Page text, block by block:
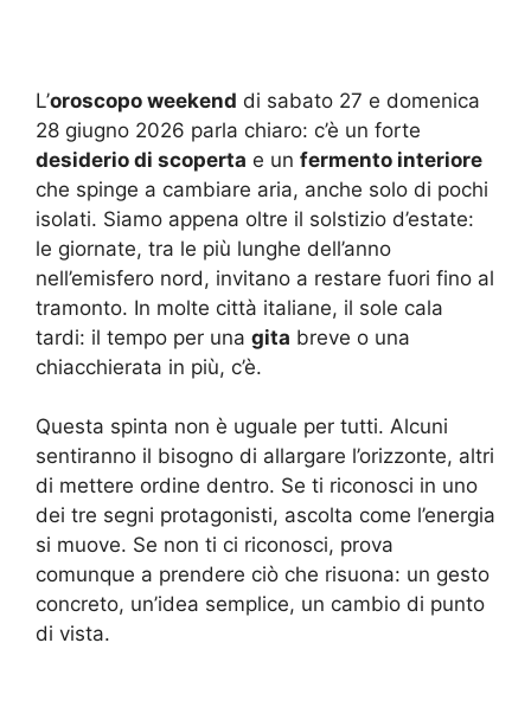
L’oroscopo weekend di sabato 27 e domenica
28 giugno 2026 parla chiaro: c’è un forte
desiderio di scoperta e un fermento interiore
che spinge a cambiare aria, anche solo di pochi
isolati. Siamo appena oltre il solstizio d’estate:
le giornate, tra le più lunghe dell’anno
nell’emisfero nord, invitano a restare fuori fino al
tramonto. In molte città italiane, il sole cala
tardi: il tempo per una gita breve o una
chiacchierata in più, c’è.
Questa spinta non è uguale per tutti. Alcuni
sentiranno il bisogno di allargare l’orizzonte, altri
di mettere ordine dentro. Se ti riconosci in uno
dei tre segni protagonisti, ascolta come l’energia
si muove. Se non ti ci riconosci, prova
comunque a prendere ciò che risuona: un gesto
concreto, un’idea semplice, un cambio di punto
di vista.